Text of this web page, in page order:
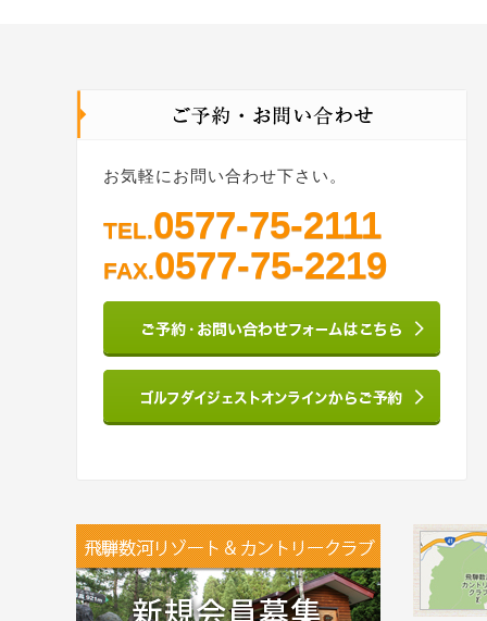
お気軽にお問い合わせ下さい。
TEL.0577-75-2111
FAX.0577-75-2219